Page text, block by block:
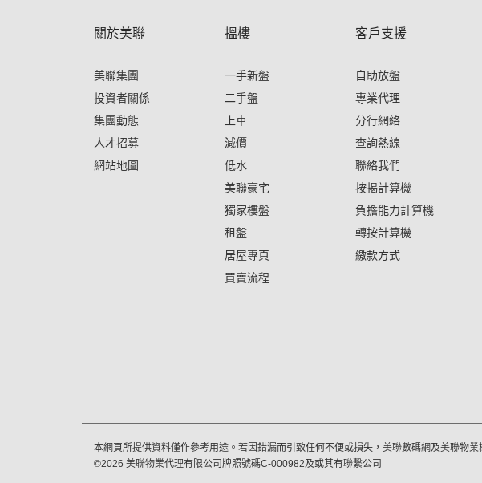
關於美聯
美聯集團
投資者關係
集團動態
人才招募
網站地圖
搵樓
一手新盤
二手盤
上車
減價
低水
美聯豪宅
獨家樓盤
租盤
居屋專頁
買賣流程
客戶支援
自助放盤
專業代理
分行網絡
查詢熱線
聯絡我們
按揭計算機
負擔能力計算機
轉按計算機
繳款方式
本網頁所提供資料僅作參考用途。若因錯漏而引致任何不便或損失，美聯數碼網及美聯物業
©2026 美聯物業代理有限公司牌照號碼C-000982及或其有聯繫公司